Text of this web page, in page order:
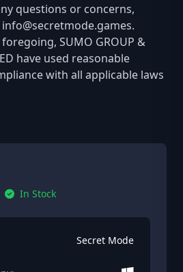
questions or concerns,
info@secretmode.games.
SUMO GROUP &
have used reasonable
with all applicable laws
In Stock
Secret Mode